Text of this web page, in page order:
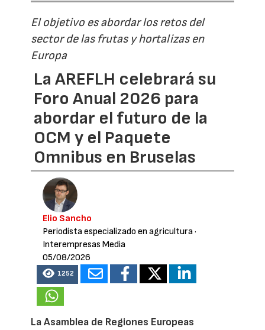
El objetivo es abordar los retos del
sector de las frutas y hortalizas en
Europa
La AREFLH celebrará su
Foro Anual 2026 para
abordar el futuro de la
OCM y el Paquete
Omnibus en Bruselas
Elio Sancho
Periodista especializado en agricultura·
Interempresas Media
05/08/2026
1252
La Asamblea de Regiones Europeas